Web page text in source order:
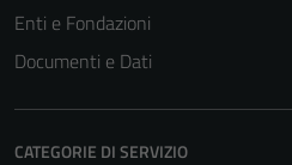
Enti e Fondazioni
Documenti e Dati
CATEGORIE DI SERVIZIO